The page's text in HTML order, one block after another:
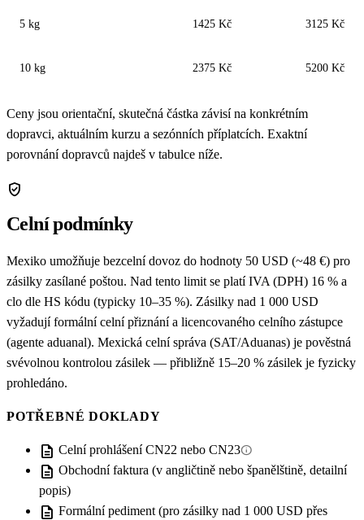
5 kg 1425 Kč 3125 Kč
10 kg 2375 Kč 5200 Kč
Ceny jsou orientační, skutečná částka závisí na konkrétním
dopravci, aktuálním kurzu a sezónních příplatcích. Exaktní
porovnání dopravců najdeš v tabulce níže.
verified_user
Celní podmínky
Mexiko umožňuje bezcelní dovoz do hodnoty 50 USD (~48 €) pro
zásilky zasílané poštou. Nad tento limit se platí IVA (DPH) 16 % a
clo dle HS kódu (typicky 10–35 %). Zásilky nad 1 000 USD
vyžadují formální celní přiznání a licencovaného celního zástupce
(agente aduanal). Mexická celní správa (SAT/Aduanas) je pověstná
svévolnou kontrolou zásilek — přibližně 15–20 % zásilek je fyzicky
prohledáno.
POTŘEBNÉ DOKLADY
description Celní prohlášení CN22 nebo CN23info
description Obchodní faktura (v angličtině nebo španělštině, detailní
popis)
description Formální pediment (pro zásilky nad 1 000 USD přes